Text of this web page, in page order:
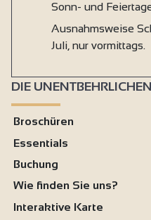
Sonn- und
Ausnahmsweise
Juli, nur vormittags.
DIE UNENTBEHRLICHEN
Broschüren
Essentials
Buchung
Wie finden Sie uns?
Interaktive Karte